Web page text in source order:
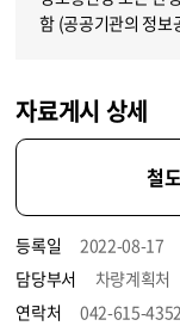
함 (공공기관의 정보
자료게시 상세
철
등록일
2022-08-17
담당부서
차량계획처
연락처
042-615-4352